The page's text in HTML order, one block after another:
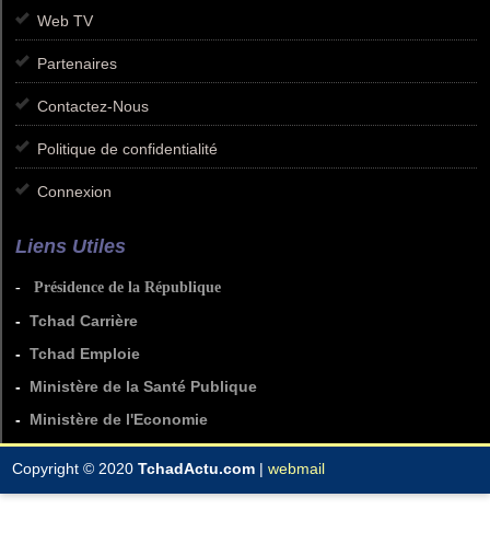
Web TV
Partenaires
Contactez-Nous
Politique de confidentialité
Connexion
Liens Utiles
- Présidence de la République
- Tchad Carrière
- Tchad Emploie
- Ministère de la Santé Publique
- Ministère de l'Economie
Copyright © 2020 TchadActu.com | webmail